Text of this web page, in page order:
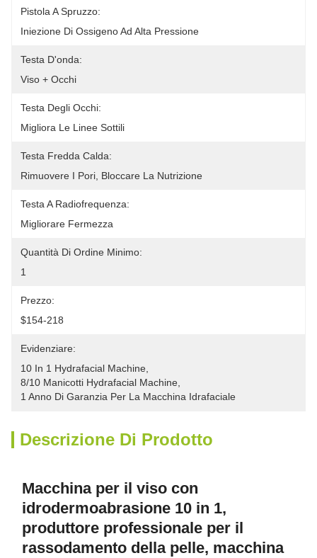
Pistola A Spruzzo:
Iniezione Di Ossigeno Ad Alta Pressione
Testa D'onda:
Viso + Occhi
Testa Degli Occhi:
Migliora Le Linee Sottili
Testa Fredda Calda:
Rimuovere I Pori, Bloccare La Nutrizione
Testa A Radiofrequenza:
Migliorare Fermezza
Quantità Di Ordine Minimo:
1
Prezzo:
$154-218
Evidenziare:
10 In 1 Hydrafacial Machine
8/10 Manicotti Hydrafacial Machine
1 Anno Di Garanzia Per La Macchina Idrafaciale
Descrizione Di Prodotto
Macchina per il viso con
idrodermoabrasione 10 in 1,
produttore professionale per il
rassodamento della pelle, macchina